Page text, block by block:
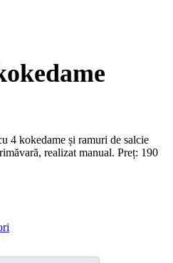
4 kokedame și ramuri de salcie
realizat manual. Preț: 190